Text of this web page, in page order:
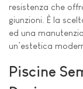
resistenza che
giunzioni. È la
ed una
un’estetica
Piscine